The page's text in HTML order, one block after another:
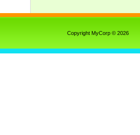
Copyright MyCorp © 2026